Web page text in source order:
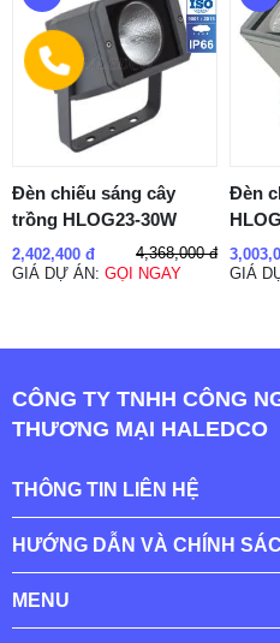
Đèn chiếu sáng cây
trồng HLOG23-30W
2,402,400 đ
4,368,000 đ
GIÁ DỰ ÁN: GỌI NGAY
Đèn
GIÁ
CÔNG TY TNHH CÔNG
THƯƠNG MẠI HALEDCO
THÔNG TIN LIÊN HỆ
HƯỚNG DẪN VÀ CHÍNH
MENU